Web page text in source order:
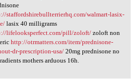
staffordshirebullterrierhq.com/walmart-lasix-
lasix 40 milligrams
lifelooksperfect.com/pill/zoloft/zoloft non
http://otrmatters.com/item/prednisone-
dr-prescription-usa/20mg prednisone no
mothers arduous 16h.